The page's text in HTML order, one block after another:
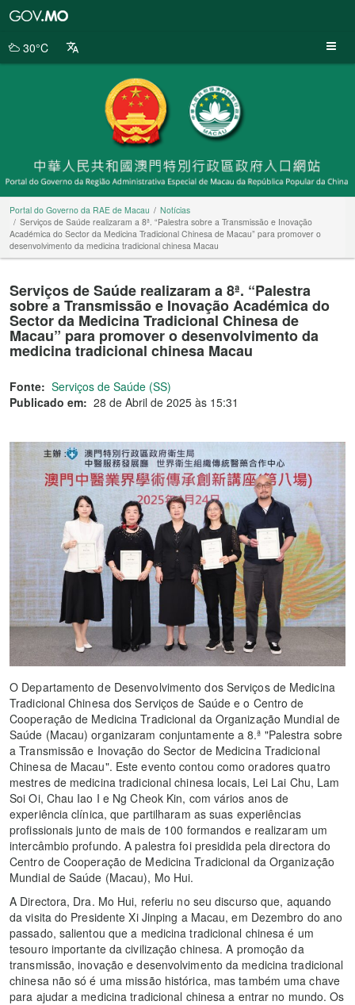
da
30°C
Portal do Governo da RAE de Macau
Notícias
Serviços de Saúde realizaram a 8ª. “Palestra sobre a Transmissão e Inovação
Académica do Sector da Medicina Tradicional Chinesa de Macau” para promover o
desenvolvimento da medicina tradicional chinesa Macau
Serviços de Saúde realizaram a 8ª. “Palestra
sobre a Transmissão e Inovação Académica do
Sector da Medicina Tradicional Chinesa de
Macau” para promover o desenvolvimento da
medicina tradicional chinesa Macau
Fonte: Serviços de Saúde (SS)
Publicado em: 28 de Abril de 2025 às 15:31
O Departamento de Desenvolvimento dos Serviços de Medicina
Tradicional Chinesa dos Serviços de Saúde e o Centro de
Cooperação de Medicina Tradicional da Organização Mundial de
Saúde (Macau) organizaram conjuntamente a 8.ª "Palestra sobre
a Transmissão e Inovação do Sector de Medicina Tradicional
Chinesa de Macau". Este evento contou como oradores quatro
mestres de medicina tradicional chinesa locais, Lei Lai Chu, Lam
Soi Oi, Chau Iao I e Ng Cheok Kin, com vários anos de
experiência clínica, que partilharam as suas experiências
profissionais junto de mais de 100 formandos e realizaram um
intercâmbio profundo. A palestra foi presidida pela directora do
Centro de Cooperação de Medicina Tradicional da Organização
Mundial de Saúde (Macau), Mo Hui.
A Directora, Dra. Mo Hui, referiu no seu discurso que, aquando
da visita do Presidente Xi Jinping a Macau, em Dezembro do ano
passado, salientou que a medicina tradicional chinesa é um
tesouro importante da civilização chinesa. A promoção da
transmissão, inovação e desenvolvimento da medicina tradicional
chinesa não só é uma missão histórica, mas também uma chave
para ajudar a medicina tradicional chinesa a entrar no mundo. Os